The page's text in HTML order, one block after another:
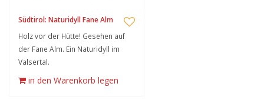
Südtirol: Naturidyll Fane Alm
Holz vor der Hütte! Gesehen auf
der Fane Alm. Ein Naturidyll im
Valsertal.
in den Warenkorb legen